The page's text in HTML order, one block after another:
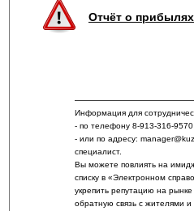
Отчёт о
Информация для
- по телефону 8-913-316-9570
- или по адресу:
специалист.
Вы можете повлиять на
списку в «Электронном
укрепить репутацию на
обратную связь с жителями и